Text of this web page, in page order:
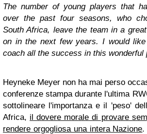
The number of young players that
over the past four seasons, who
South Africa, leave the team in a
on in the next few years. I would
coach all the success in this wonderful
Heyneke Meyer non ha mai perso
conferenze stampa durante l'ultima
sottolineare l'importanza e il 'peso'
Africa, il dovere morale di provare
rendere orgogliosa una intera Nazione.